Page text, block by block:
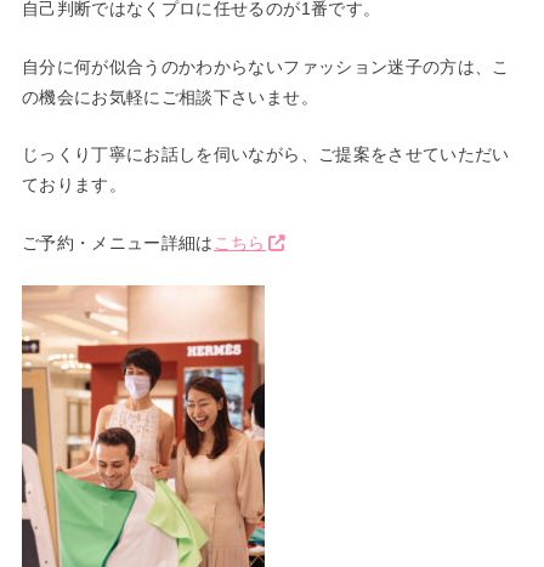
自己判断ではなくプロに任せるのが1番です。
自分に何が似合うのかわからないファッション迷子の方は、こ
の機会にお気軽にご相談下さいませ。
じっくり丁寧にお話しを伺いながら、ご提案をさせていただい
ております。
ご予約・メニュー詳細は こちら